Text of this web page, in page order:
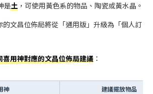
是土 ，可使用黃色系的物品、陶瓷或黃水晶。
的文昌位佈局將從「通用版」升級為「個人訂
用神對應的文昌位佈局建議 ：
神
建議擺放物品